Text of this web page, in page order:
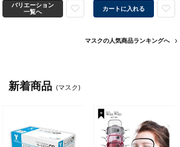
バリエーション
一覧へ カートに入れる
マスクの人気商品ランキングへ
新着商品 (マスク)